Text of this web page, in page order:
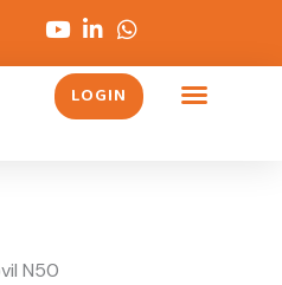
LOGIN
N50